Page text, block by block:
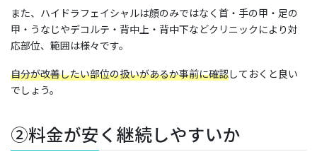
また、ハイドラフェイシャルは顔のみではなく首・手の甲・足の
甲・うなじやデコルテ・背中上・背中下などクリニックにより対
応部位、範囲は様々です。
自分が改善したい部位の扱いがあるか事前に確認しておくと良い
でしょう。
②料金が安く継続しやすいか